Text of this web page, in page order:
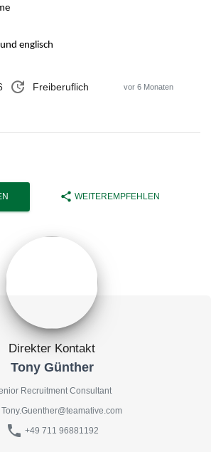
englisch
update Freiberuflich vor 6 Monaten
share WEITEREMPFEHLEN
Direkter Kontakt
Tony Günther
Recruitment Consultant
Tony.Guenther@teamative.com
phone +49 711 96881192